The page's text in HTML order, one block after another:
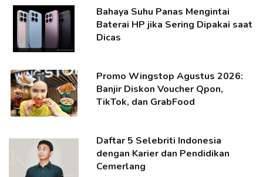
Bahaya Suhu Panas Mengintai
Baterai HP jika Sering Dipakai saat
Dicas
Promo Wingstop Agustus 2026:
Banjir Diskon Voucher Qpon,
TikTok, dan GrabFood
Daftar 5 Selebriti Indonesia
dengan Karier dan Pendidikan
Cemerlang